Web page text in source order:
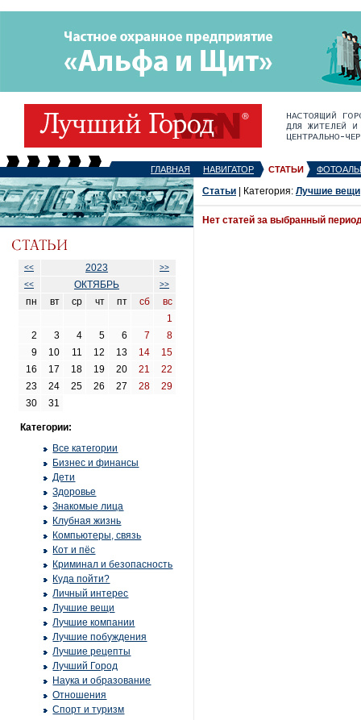
ГЛАВНАЯ НАВИГАТОР СТАТЬИ
<< 2023
>>
<<
ОКТЯБРЬ >>
пн вт ср чт пт сб
вс
1
2
3 4 5 6 7
8
9
10 11 12 13 14
15
16
17 18 19 20 21
22
23
24 25 26 27 28
29
30
31
Категории:
Все категории
Бизнес и финансы
Дети
Здоровье
Знакомые лица
Клубная жизнь
Компьютеры, связь
Кот и пёс
Криминал и безопасность
Куда пойти?
Личный интерес
Лучшие вещи
Лучшие компании
Лучшие побуждения
Лучшие рецепты
Лучший Город
Наука и образование
Отношения
Спорт и туризм
Статьи | Категория: Лучшие вещи
Нет статей за выбранный